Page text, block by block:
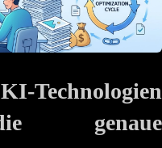
Technologien
genaue